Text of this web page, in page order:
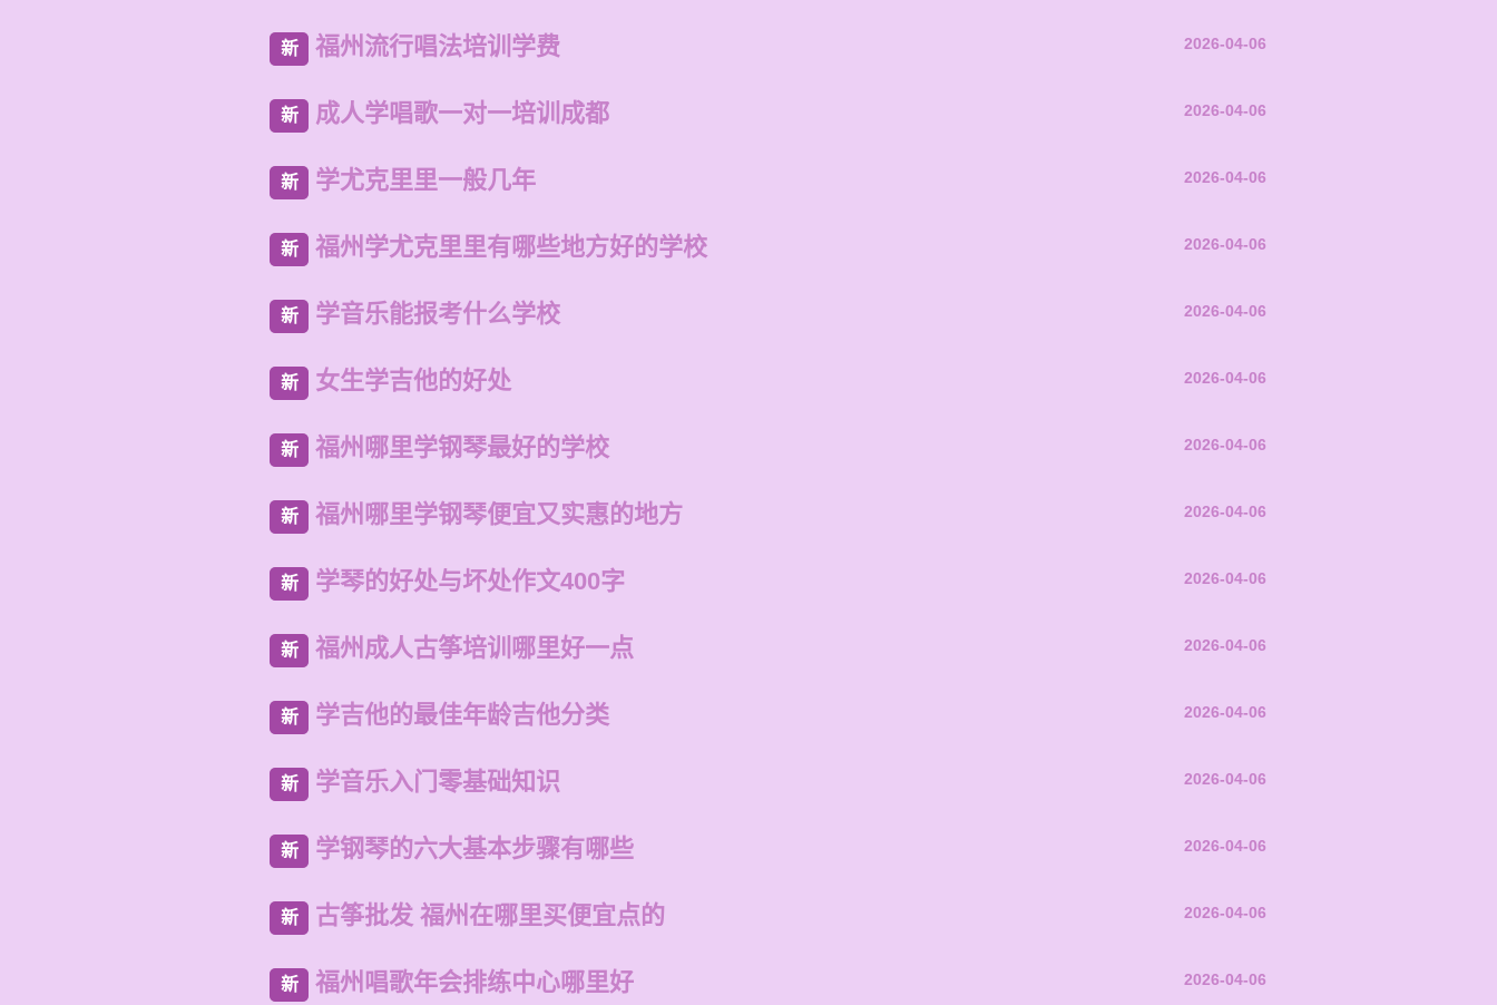
新 福州流行唱法培训学费 2026-04-06
新 成人学唱歌一对一培训成都 2026-04-06
新 学尤克里里一般几年 2026-04-06
新 福州学尤克里里有哪些地方好的学校 2026-04-06
新 学音乐能报考什么学校 2026-04-06
新 女生学吉他的好处 2026-04-06
新 福州哪里学钢琴最好的学校 2026-04-06
新 福州哪里学钢琴便宜又实惠的地方 2026-04-06
新 学琴的好处与坏处作文400字 2026-04-06
新 福州成人古筝培训哪里好一点 2026-04-06
新 学吉他的最佳年龄吉他分类 2026-04-06
新 学音乐入门零基础知识 2026-04-06
新 学钢琴的六大基本步骤有哪些 2026-04-06
新 古筝批发 福州在哪里买便宜点的 2026-04-06
新 福州唱歌年会排练中心哪里好 2026-04-06